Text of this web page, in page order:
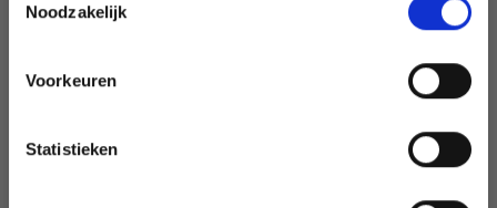
Noodzakelijk
Voorkeuren
Statistieken
Conception DROPS : Modèle ai-019-bn
Convient aux dimensions principales : environ 50/52 -
Longueur : environ 40-44-46-48-52 cm avec bord côtes